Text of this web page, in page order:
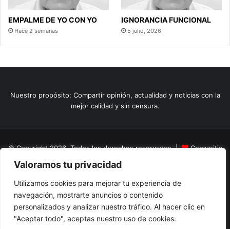
Valoramos tu privacidad
Utilizamos cookies para mejorar tu experiencia de
navegación, mostrarte anuncios o contenido
personalizados y analizar nuestro tráfico. Al hacer clic en
"Aceptar todo", aceptas nuestro uso de cookies.
EMPALME DE YO CON YO
Hace 2 semanas
IGNORANCIA FUNCIONAL
5 julio, 2026
Nuestro propósito: Compartir opinión, actualidad y noticias con la
mejor calidad y sin censura.
© Copyright 2026, Todos los derechos reservados |
Comunitic
SAS BICNit 901228106
Home
Actualidad Variedades Opinion Turismo
El Tinteadero
Caricaturas Reportajes
FacebookYouTubeInstagram